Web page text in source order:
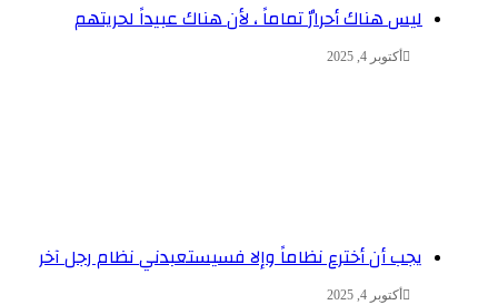
ليس هناك أحرارٌ تماماً ، لأن هناك عبيداً لحريتهم
أكتوبر 4, 2025
يجب أن أخترع نظاماً وإلا فسيستعبدني نظام رجل آخر
أكتوبر 4, 2025